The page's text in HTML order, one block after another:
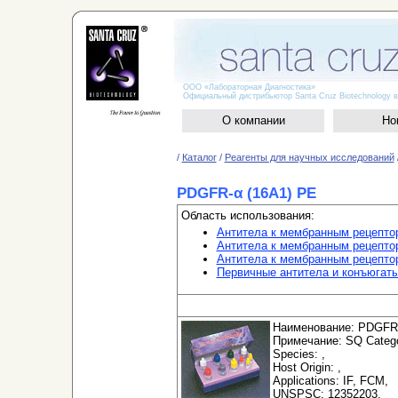
ООО «Лабораторная Диагностика»
Официальный дистрибьютор Santa Cruz Biotechnology
О компании
/ Каталог/ Реагенты для научных исследований
PDGFR-α (16A1) PE
Область использования:
Антитела к мембранным
Антитела к мембранным
Антитела к мембранным
Первичные антитела и
Наименование:
Примечание: SQ
Species: ,
Host Origin: ,
Applications: IF, FCM,
UNSPSC: 12352203,